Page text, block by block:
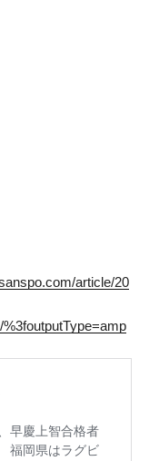
article/20